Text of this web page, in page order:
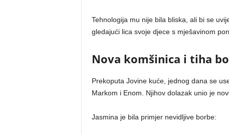
Tehnologija mu nije bila bliska, ali bi se
gledajući lica svoje djece s mješavinom
Nova komšinica i tiha
Prekoputa Jovine kuće, jednog dana se
Markom i Enom. Njihov dolazak unio je
Jasmina je bila primjer nevidljive borbe: